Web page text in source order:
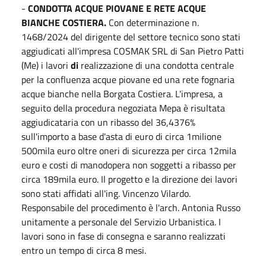
- CONDOTTA ACQUE PIOVANE E RETE ACQUE
BIANCHE COSTIERA. Con determinazione n.
1468/2024 del dirigente del settore tecnico sono stati
aggiudicati all'impresa COSMAK SRL di San Pietro Patti
(Me) i lavori di realizzazione di una condotta centrale
per la confluenza acque piovane ed una rete fognaria
acque bianche nella Borgata Costiera. L'impresa, a
seguito della procedura negoziata Mepa è risultata
aggiudicataria con un ribasso del 36,4376%
sull'importo a base d'asta di euro di circa 1milione
500mila euro oltre oneri di sicurezza per circa 12mila
euro e costi di manodopera non soggetti a ribasso per
circa 189mila euro. Il progetto e la direzione dei lavori
sono stati affidati all'ing. Vincenzo Vilardo.
Responsabile del procedimento è l'arch. Antonia Russo
unitamente a personale del Servizio Urbanistica. I
lavori sono in fase di consegna e saranno realizzati
entro un tempo di circa 8 mesi.